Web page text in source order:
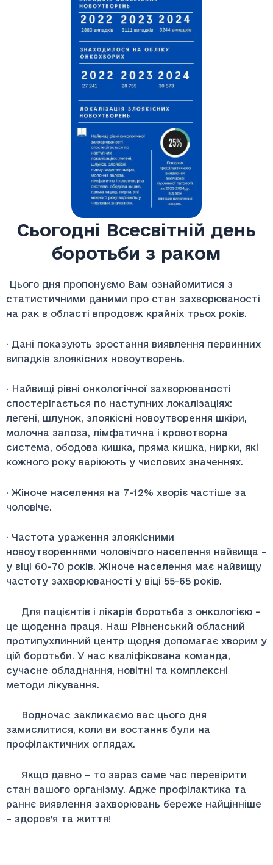
Сьогодні Всесвітній день
боротьби з раком
Цього дня пропонуємо Вам ознайомитися з
статистичними даними про стан захворюваності
на рак в області впродовж крайніх трьох років.
· Дані показують зростання виявлення первинних
випадків злоякісних новоутворень.
· Найвищі рівні онкологічної захворюваності
спостерігається по наступних локалізаціях:
легені, шлунок, злоякісні новоутворення шкіри,
молочна залоза, лімфатична і кровотворна
система, ободова кишка, пряма кишка, нирки, які
кожного року варіюють у числових значеннях.
· Жіноче населення на 7-12% хворіє частіше за
чоловіче.
· Частота ураження злоякісними
новоутвореннями чоловічого населення найвища –
у віці 60-70 років. Жіноче населення має найвищу
частоту захворюваності у віці 55-65 років.
Для пацієнтів і лікарів боротьба з онкологією –
це щоденна праця. Наш Рівненський обласний
протипухлинний центр щодня допомагає хворим у
цій боротьби. У нас кваліфікована команда,
сучасне обладнання, новітні та комплексні
методи лікування.
Водночас закликаємо вас цього дня
замислитися, коли ви востаннє були на
профілактичних оглядах.
Якщо давно – то зараз саме час перевірити
стан вашого організму. Адже профілактика та
раннє виявлення захворювань береже найцінніше
– здоров’я та життя!